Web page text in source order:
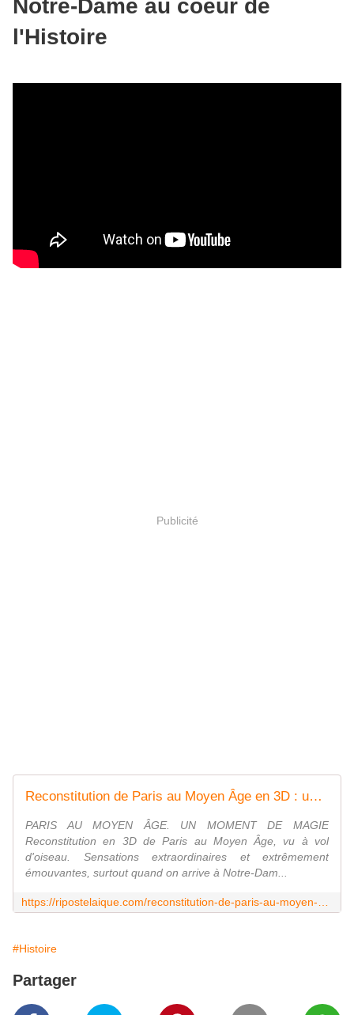
Notre-Dame au coeur de
l'Histoire
Publicité
Reconstitution de Paris au Moyen Âge en 3D : un moment de magie
PARIS AU MOYEN ÂGE. UN MOMENT DE MAGIE
Reconstitution en 3D de Paris au Moyen Âge, vu à vol
d'oiseau. Sensations extraordinaires et extrêmement
émouvantes, surtout quand on arrive à Notre-Dam...
#Histoire
Partager